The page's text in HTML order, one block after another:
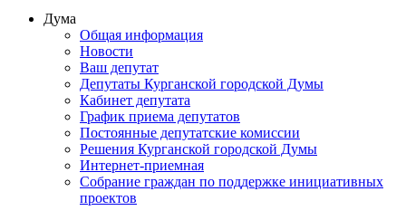
Дума
Общая информация
Новости
Ваш депутат
Депутаты Курганской городской Думы
Кабинет депутата
График приема депутатов
Постоянные депутатские комиссии
Решения Курганской городской Думы
Интернет-приемная
Собрание граждан по поддержке инициативных
проектов